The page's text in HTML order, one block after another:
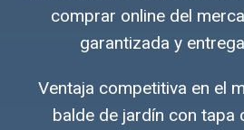
comprar online del
garantizada y
Ventaja competitiva en el
balde de jardín con tapa